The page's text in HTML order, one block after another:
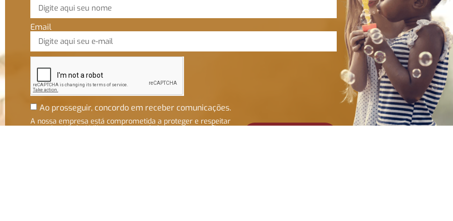
Email
Ao prosseguir, concordo em receber comunicações.
A nossa empresa está comprometida a proteger e respeitar
sua privacidade. Utilizaremos seus dados apenas para fins